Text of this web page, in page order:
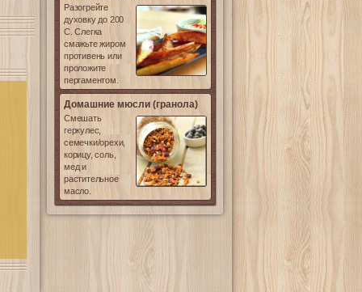
Разогрейте
духовку до 200
С. Слегка
смажьте жиром
противень или
проложите
пергаментом.
Домашние мюсли (гранола)
Смешать
геркулес,
семечки/орехи,
корицу, соль,
мед и
растительное
масло.